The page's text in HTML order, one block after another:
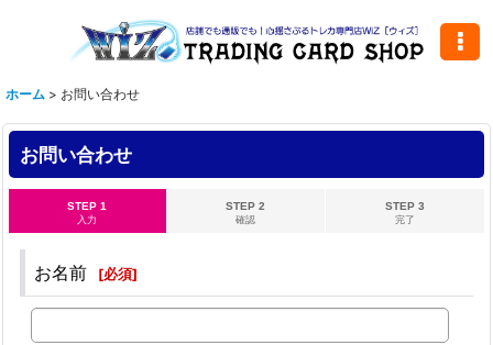
ホーム > お問い合わせ
お問い合わせ
STEP 1
入力
STEP 2
確認
STEP 3
完了
お名前 [必須]